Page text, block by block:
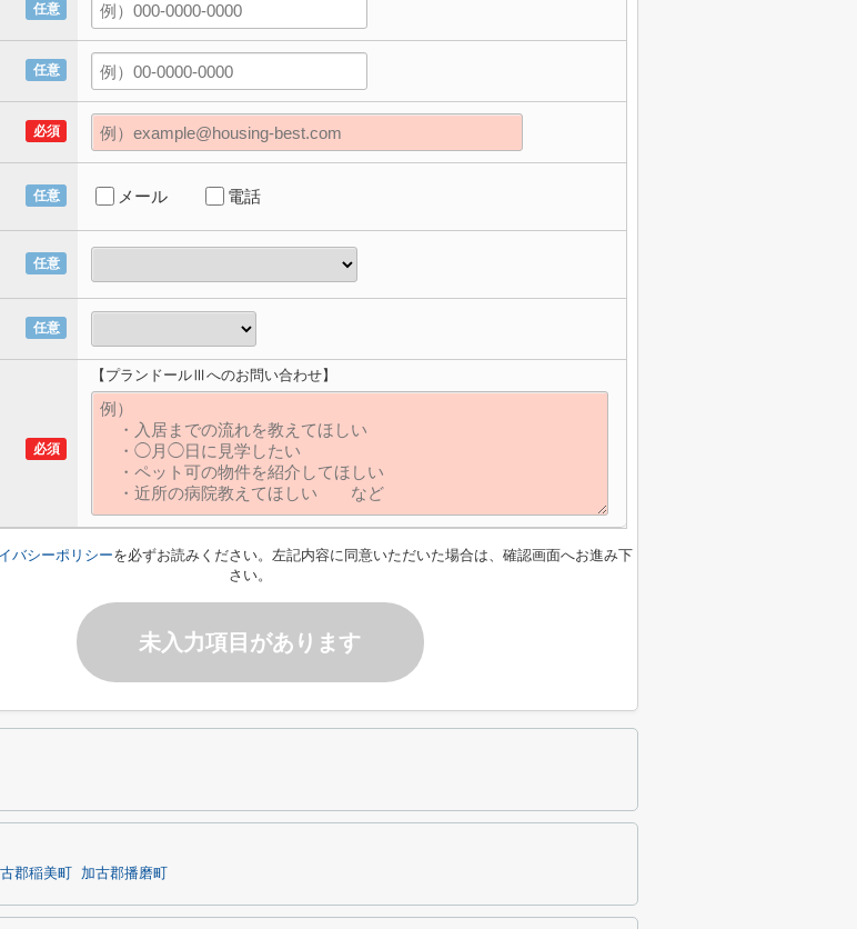
任意
任意
必須
任意 メール 電話
任意
任意
必須
【プランドールⅢへのお問い合わせ】
バシーポリシーを必ずお読みください。左記内容に同意いただいた場合は、確認画面へお進み下
さい。
未入力項目があります
郡稲美町 加古郡播磨町